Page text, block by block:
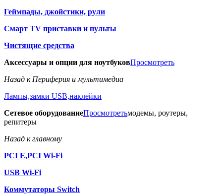
Геймпады, джойстики, рули
Смарт TV приставки и пульты
Чистящие средства
Аксессуары и опции для ноутбуковПросмотреть
Назад к Периферия и мультимедиа
Лампы,замки USB,наклейки
Сетевое оборудованиеПросмотретьмодемы, роутеры,
репитеры
Назад к главному
PCI E,PCI Wi-Fi
USB Wi-Fi
Коммутаторы Switch